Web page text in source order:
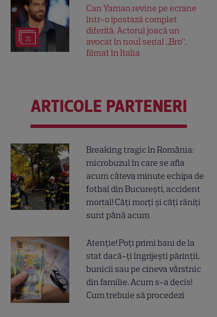
31
Can Yaman revine pe ecrane
într-o ipostază complet
diferită. Actorul joacă un
avocat în noul serial „Bro”,
filmat în Italia
ARTICOLE PARTENERI
Breaking tragic în România:
microbuzul în care se afla
acum câteva minute echipa de
fotbal din București, accident
mortal! Câți morți și câți răniți
sunt până acum
Atenție! Poți primi bani de la
stat dacă-ți îngrijești părinții,
bunicii sau pe cineva vârstnic
din familie. Acum s-a decis!
Cum trebuie să procedezi